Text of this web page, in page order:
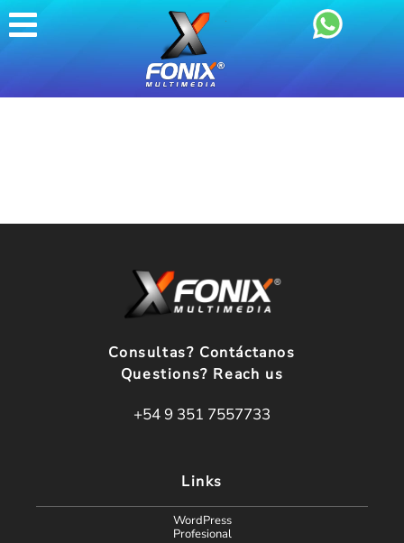
Consultas? Contáctanos
Questions? Reach us
+54 9 351 7557733
Links
WordPress
Profesional